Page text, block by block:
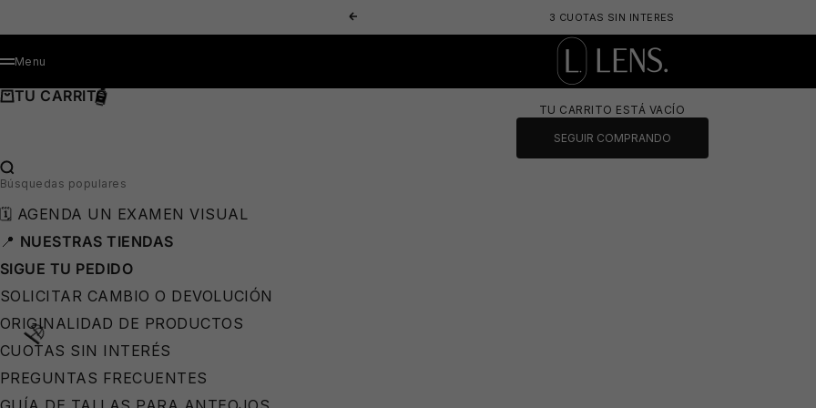
ANTERIOR
3 CUOTAS SIN INTERES
LENS. OPTICA ONLINE - LENTES DE SOL Y
MENÚ
Menu
TU CARRITO
TU CARRITO ESTÁ VACÍO
SEGUIR COMPRANDO
BUSCAR…
Búsquedas populares
🗓️ AGENDA UN EXAMEN VISUAL
📍 NUESTRAS TIENDAS
SIGUE TU PEDIDO
SOLICITAR CAMBIO O DEVOLUCIÓN
ORIGINALIDAD DE PRODUCTOS
CUOTAS SIN INTERÉS
PREGUNTAS FRECUENTES
🕶️